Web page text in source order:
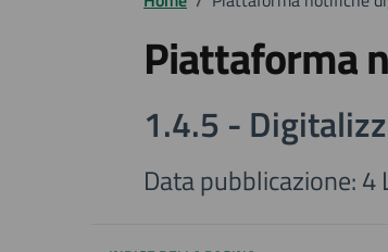
Piattaforma
1.4.5 -
Data pubblicazione: 4